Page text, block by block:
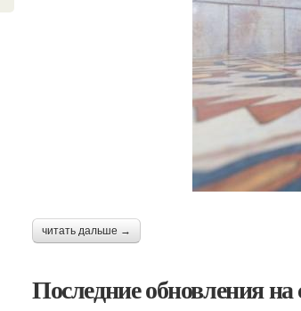
читать дальше →
Последние обновления на